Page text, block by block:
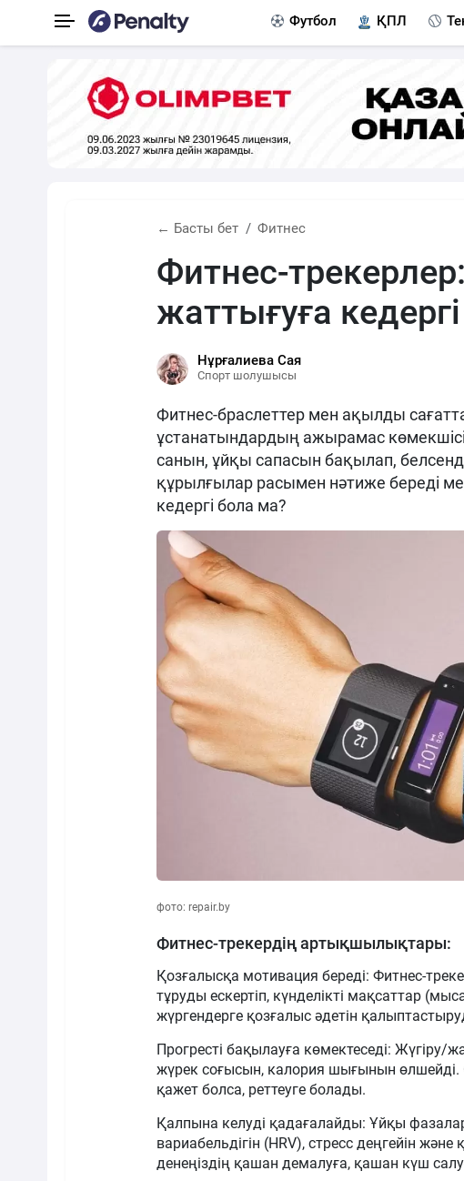
Футбол ҚПЛ
← Басты бет Фитнес
Фитнес-
жаттығуға
Нұрғалиева Сая
Спорт шолушысы
Фитнес-браслеттер мен ақылды
ұстанатындардың ажырамас
санын, ұйқы сапасын бақылап,
құрылғылар расымен нәтиже береді
кедергі бола ма?
фото: repair.by
Фитнес-трекердің артықшылықтары:
Қозғалысқа мотивация береді: Фитнес-
тұруды ескертіп, күнделікті мақсаттар
жүргендерге қозғалыс әдетін
Прогресті бақылауға көмектеседі:
жүрек соғысын, калория шығынын өлшейді.
қажет болса, реттеуге болады.
Қалпына келуді қадағалайды: Ұйқы
вариабельдігін (HRV), стресс деңгейін
денеңіздің қашан демалуға, қашан күш